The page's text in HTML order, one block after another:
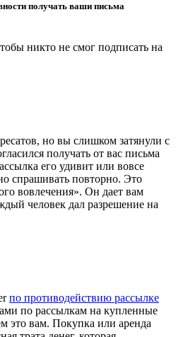
получать ваши письма
никто не смог подписать на
но вы слишком затянули с
получать от вас письма
его удивит или вовсе
спрашивать повторно. Это
вовлечения». Он дает вам
человек дал разрешение на
по противодействию рассылке
по рассылкам на купленные
это вам. Покупка или аренда